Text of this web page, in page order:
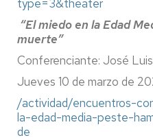
type=3&theater
“El miedo en la Edad
muerte”
Conferenciante: José
Jueves 10 de marzo de
/actividad/encuentros-
la-edad-media-peste-
de